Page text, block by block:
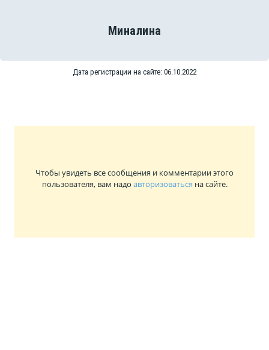
Миналина
Дата регистрации на сайте: 06.10.2022
Чтобы увидеть все сообщения и комментарии этого
пользователя, вам надо авторизоваться на сайте.